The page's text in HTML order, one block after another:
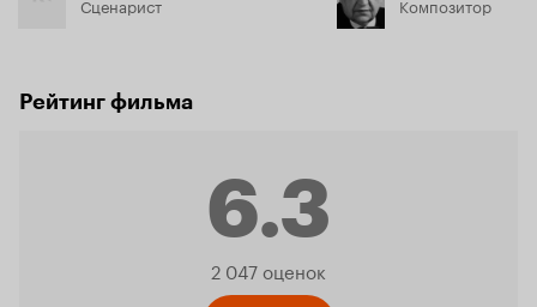
Сценарист Композитор
Рейтинг фильма
6.3
Рейтинг
2 047 оценок